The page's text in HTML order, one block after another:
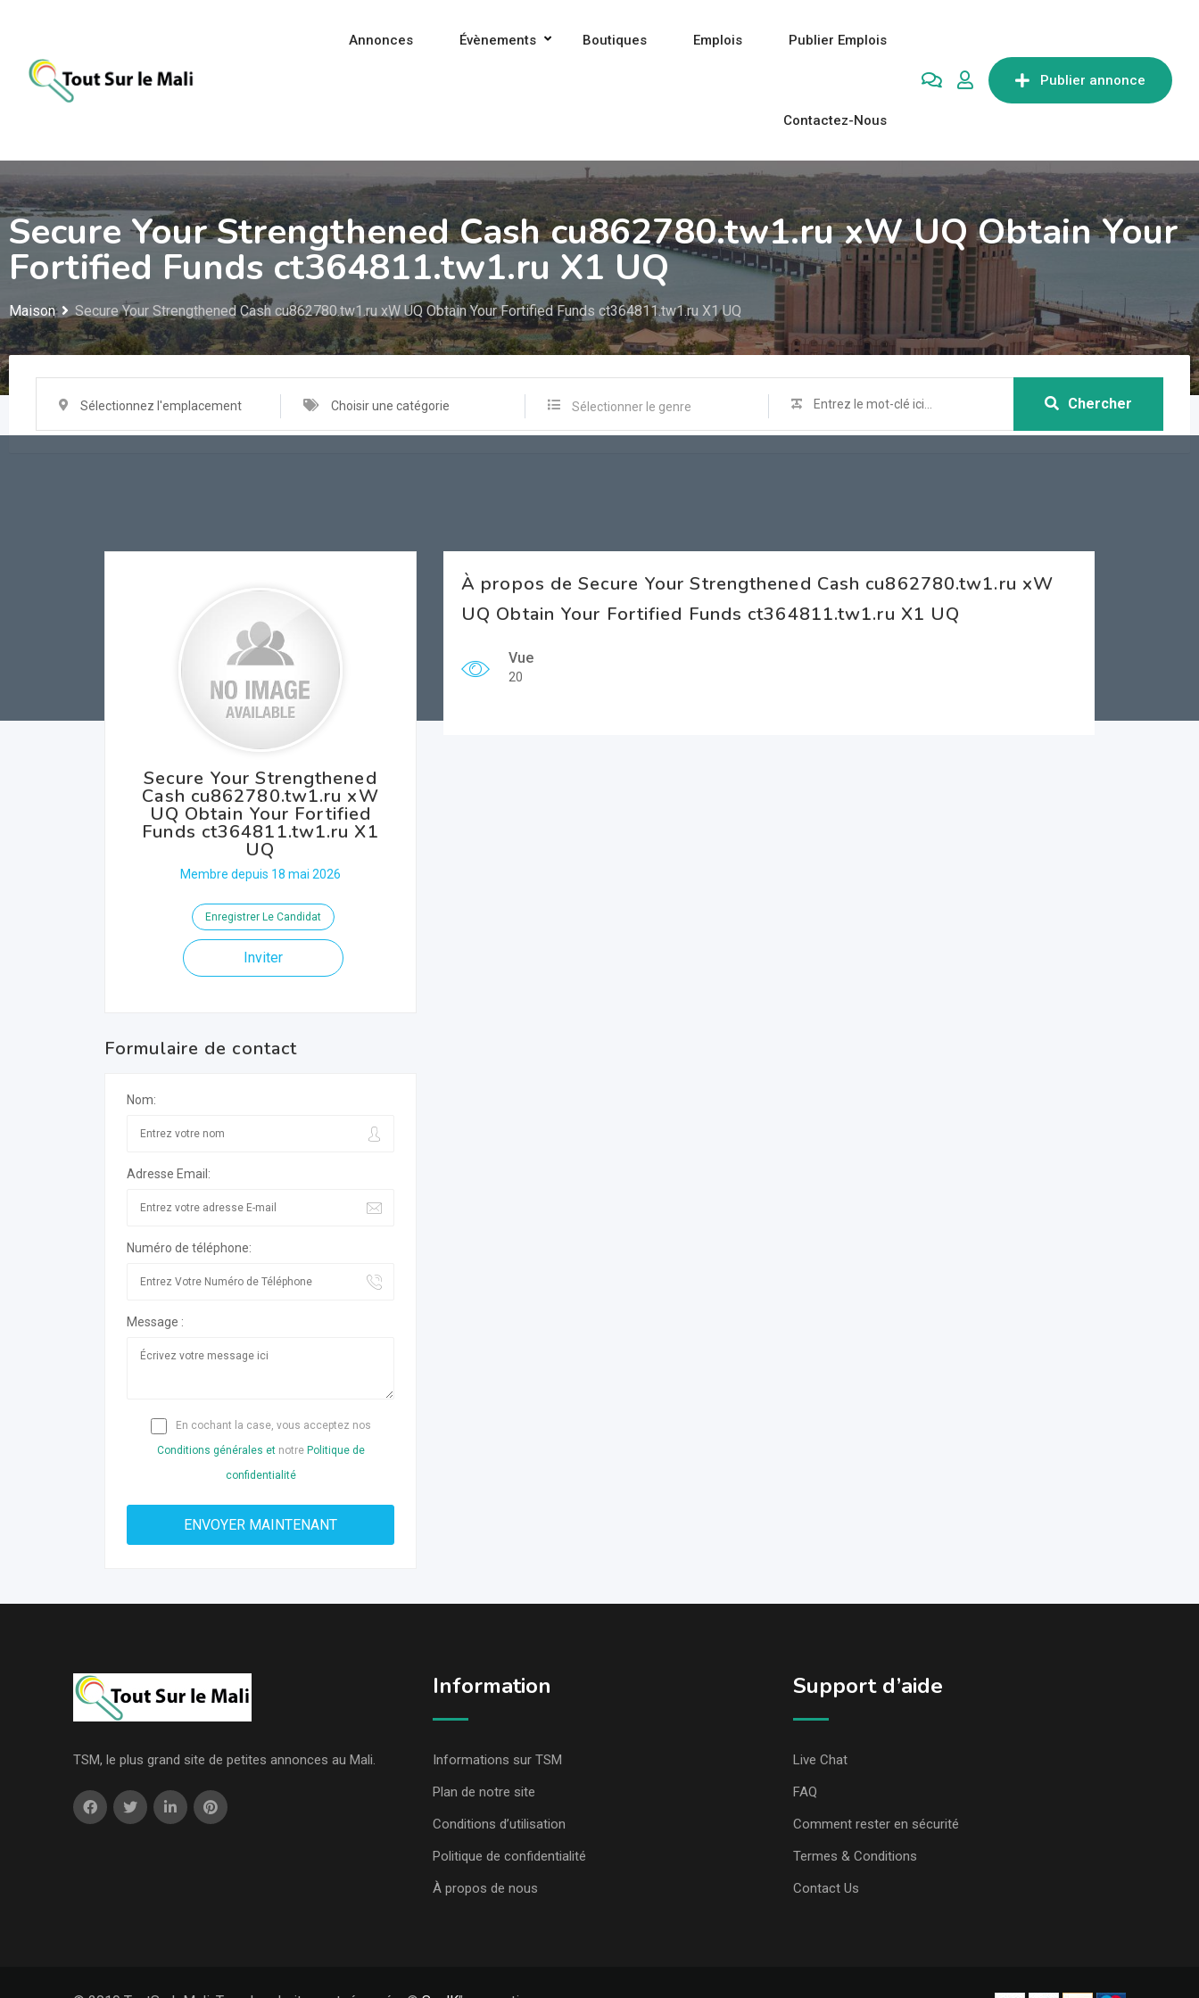
contenu
Publier annonce
Annonces Évènements Boutiques Emplois Publier Emplois
Contactez-Nous
Secure Your Strengthened Cash cu862780.tw1.ru xW UQ Obtain Your
Fortified Funds ct364811.tw1.ru X1 UQ
Maison Secure Your Strengthened Cash cu862780.tw1.ru xW UQ Obtain Your Fortified Funds ct364811.tw1.ru X1 UQ
Sélectionnez l'emplacement Choisir une catégorie Sélectionner le genre Chercher
Secure Your Strengthened
Cash cu862780.tw1.ru xW
UQ Obtain Your Fortified
Funds ct364811.tw1.ru X1
UQ
Membre depuis 18 mai 2026
Enregistrer Le Candidat
Inviter
Formulaire de contact
Nom:
Adresse Email:
Numéro de téléphone:
Message :
En cochant la case, vous acceptez nos
Conditions générales etnotre Politique de
confidentialité
À propos de Secure Your Strengthened Cash cu862780.tw1.ru xW
UQ Obtain Your Fortified Funds ct364811.tw1.ru X1 UQ
Vue
20
TSM, le plus grand site de petites annonces au Mali.
Information
Informations sur TSM
Plan de notre site
Conditions d’utilisation
Politique de confidentialité
À propos de nous
Support d’aide
Live Chat
FAQ
Comment rester en sécurité
Termes & Conditions
Contact Us